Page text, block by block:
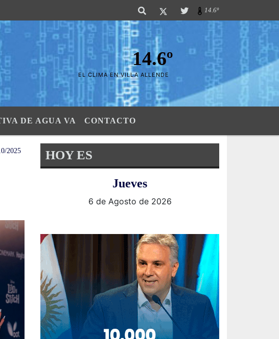
Aire de las Sierras". SI SU AVISO ESTA AQUÍ,..FELICITACIONES PUES..! "El
14.6º
14.6º
EL CLIMA EN VILLA ALLENDE
DE AGUA VA CONTACTO
2025 HOY ES
Jueves
6 de Agosto de 2026